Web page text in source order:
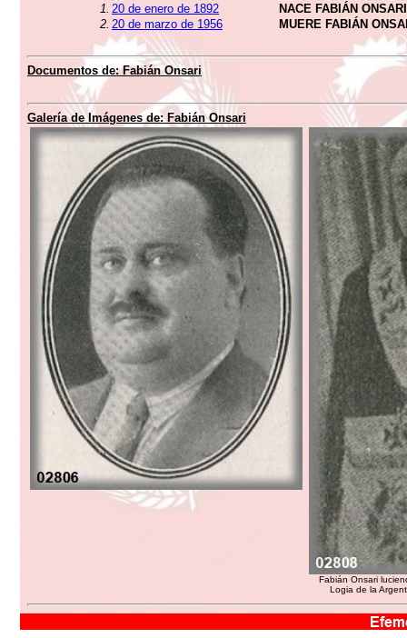
1. 20 de enero de 1892
NACE FABIÁN ONSARI
2. 20 de marzo de 1956 MUERE FABIÁN
Documentos de: Fabián Onsari
Galería de Imágenes de: Fabián Onsari
Fabián Onsari
Logia de la